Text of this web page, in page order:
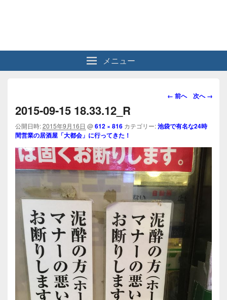
メニュー
画
ビ
ー
シ
ョ
ン
← 前へ 次へ →
2015-09-15 18.33.12_R
公開日時:2015年9月16日 @612 × 816 カテゴリー:池袋で有名な24時
間営業の居酒屋「大都会」に行ってきた！